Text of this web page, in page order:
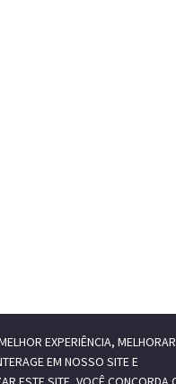
EXPERIÊNCIA,
EM NOSSO SITE E